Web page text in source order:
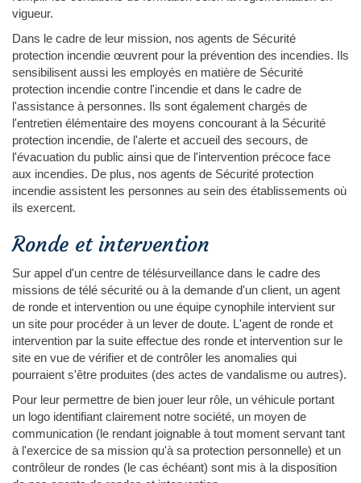
vigueur.
Dans le cadre de leur mission, nos agents de Sécurité
protection incendie œuvrent pour la prévention des incendies. Ils
sensibilisent aussi les employés en matière de Sécurité
protection incendie contre l'incendie et dans le cadre de
l'assistance à personnes. Ils sont également chargés de
l'entretien élémentaire des moyens concourant à la Sécurité
protection incendie, de l'alerte et accueil des secours, de
l'évacuation du public ainsi que de l'intervention précoce face
aux incendies. De plus, nos agents de Sécurité protection
incendie assistent les personnes au sein des établissements où
ils exercent.
Ronde et intervention
Sur appel d'un centre de télésurveillance dans le cadre des
missions de télé sécurité ou à la demande d'un client, un agent
de ronde et intervention ou une équipe cynophile intervient sur
un site pour procéder à un lever de doute. L'agent de ronde et
intervention par la suite effectue des ronde et intervention sur le
site en vue de vérifier et de contrôler les anomalies qui
pourraient s'être produites (des actes de vandalisme ou autres).
Pour leur permettre de bien jouer leur rôle, un véhicule portant
un logo identifiant clairement notre société, un moyen de
communication (le rendant joignable à tout moment servant tant
à l'exercice de sa mission qu'à sa protection personnelle) et un
contrôleur de rondes (le cas échéant) sont mis à la disposition